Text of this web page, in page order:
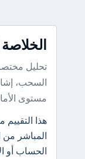
تحليل
السحب،
مستوى
هذا
المباشر من
الحساب أو